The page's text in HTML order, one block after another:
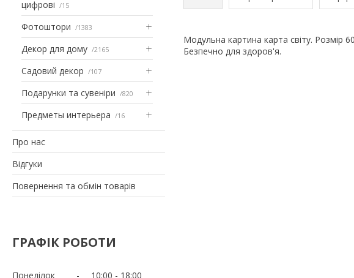
цифрові
15
Фотоштори 1383
Декор для дому 2165
Садовий декор 107
Подарунки та сувеніри 820
Предметы интерьера 16
Про нас
Відгуки
Повернення та обмін товарів
ГРАФІК РОБОТИ
Понеділок 10:00 18:00
Модульна картина карта світу. Розмір
Безпечно для здоров'я.